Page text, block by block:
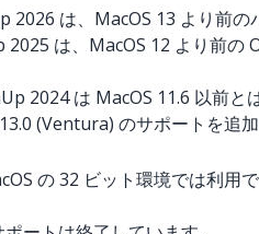
は、MacOS 13 より前の
は、MacOS 12 より前の
2024 は MacOS 11.6 以前と
(Ventura) のサポートを追加
の 32 ビット環境では利用